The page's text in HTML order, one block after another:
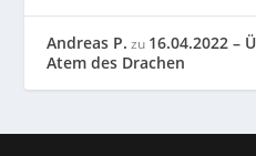
Andreas P. zu 16.04.2022 –
Atem des Drachen